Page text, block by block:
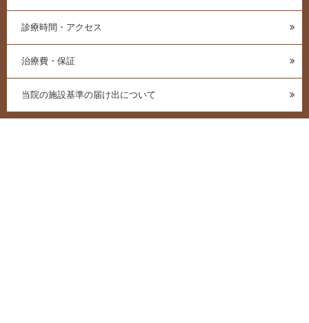
診療時間・アクセス
治療費・保証
当院の施設基準の届け出について